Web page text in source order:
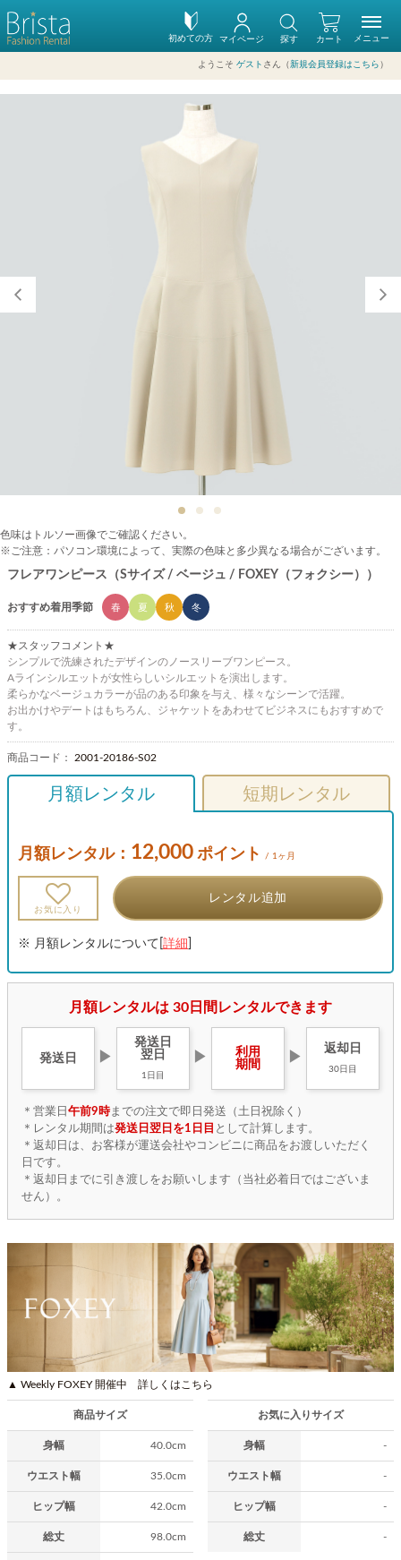
初めての方 カート
マイページ 探す
ようこそ ゲスト さん（新規会員登録はこちら ）
メニュー
色味はトルソー画像でご確認ください。
※ご注意：パソコン環境によって、実際の色味と多少異なる場合がございます。
フレアワンピース（Sサイズ / ベージュ / FOXEY（フォクシー））
おすすめ着用季節 春 夏 秋 冬
★スタッフコメント★
シンプルで洗練されたデザインのノースリーブワンピース。
Aラインシルエットが女性らしいシルエットを演出します。
柔らかなベージュカラーが品のある印象を与え、様々なシーンで活躍。
お出かけやデートはもちろん、ジャケットをあわせてビジネスにもおすすめで
す。
商品コード： 2001-20186-S02
月額レンタル 短期レンタル
月額レンタル： 12,000 ポイント / 1ヶ月
お気に入り
レンタル追加
※ 月額レンタルについて[ 詳細
月額レンタルは 30日間レンタルできます
発送日 ▶
発送日
翌日
1日目
▶
利用
期間
▶
返却日
30日目
＊営業日 午前9時までの注文で即日発送（土日祝除く）
＊レンタル期間は発送日翌日を1日目 として計算します。
＊返却日は、お客様が運送会社やコンビニに商品をお渡しいただく
日です。
＊返却日までに引き渡しをお願いします（当社必着日ではございま
せん）。
▲ Weekly FOXEY 開催中 詳しくはこちら
商品サイズ
身幅 40.0cm
ウエスト幅 35.0cm
ヒップ幅 42.0cm
総丈 98.0cm
お気に入りサイズ
身幅 -
ウエスト幅 -
ヒップ幅 -
総丈 -